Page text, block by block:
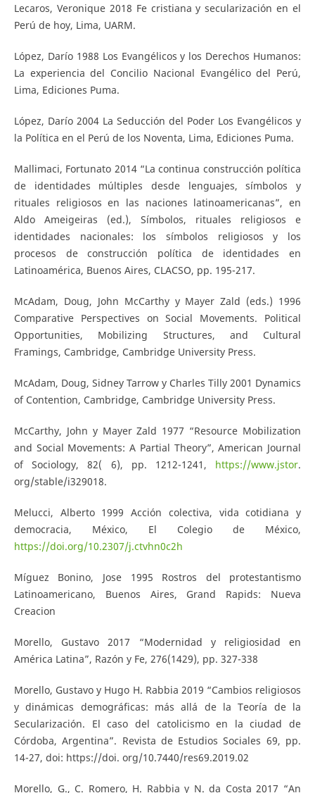
Lecaros, Veronique 2018 Fe cristiana y secularización en el
Perú de hoy, Lima, UARM.
López, Darío 1988 Los Evangélicos y los Derechos Humanos:
La experiencia del Concilio Nacional Evangélico del Perú,
Lima, Ediciones Puma.
López, Darío 2004 La Seducción del Poder Los Evangélicos y
la Política en el Perú de los Noventa, Lima, Ediciones Puma.
Mallimaci, Fortunato 2014 “La continua construcción política
de identidades múltiples desde lenguajes, símbolos y
rituales religiosos en las naciones latinoamericanas”, en
Aldo Ameigeiras (ed.), Símbolos, rituales religiosos e
identidades nacionales: los símbolos religiosos y los
procesos de construcción política de identidades en
Latinoamérica, Buenos Aires, CLACSO, pp. 195-217.
McAdam, Doug, John McCarthy y Mayer Zald (eds.) 1996
Comparative Perspectives on Social Movements. Political
Opportunities, Mobilizing Structures, and Cultural
Framings, Cambridge, Cambridge University Press.
McAdam, Doug, Sidney Tarrow y Charles Tilly 2001 Dynamics
of Contention, Cambridge, Cambridge University Press.
McCarthy, John y Mayer Zald 1977 “Resource Mobilization
and Social Movements: A Partial Theory”, American Journal
of Sociology, 82( 6), pp. 1212-1241, https://www.jstor.
org/stable/i329018.
Melucci, Alberto 1999 Acción colectiva, vida cotidiana y
democracia, México, El Colegio de México,
https://doi.org/10.2307/j.ctvhn0c2h
Míguez Bonino, Jose 1995 Rostros del protestantismo
Latinoamericano, Buenos Aires, Grand Rapids: Nueva
Creacion
Morello, Gustavo 2017 “Modernidad y religiosidad en
América Latina”, Razón y Fe, 276(1429), pp. 327-338
Morello, Gustavo y Hugo H. Rabbia 2019 “Cambios religiosos
y dinámicas demográficas: más allá de la Teoría de la
Secularización. El caso del catolicismo en la ciudad de
Córdoba, Argentina”. Revista de Estudios Sociales 69, pp.
14-27, doi: https://doi. org/10.7440/res69.2019.02
Morello, G., C. Romero, H. Rabbia y N. da Costa 2017 “An